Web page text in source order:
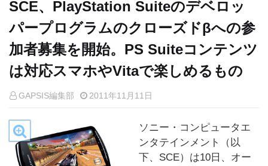
SCE、PlayStation Suiteのデベロッ
パープログラムのクローズドβへの参
加者募集を開始。PS Suiteコンテンツ
は対応スマホやVitaで楽しめるもの
GAPSIS編集部 2011年11月11日
ソニー・コンピュータエ
ンタテインメント（以
下、SCE）は10日、オー